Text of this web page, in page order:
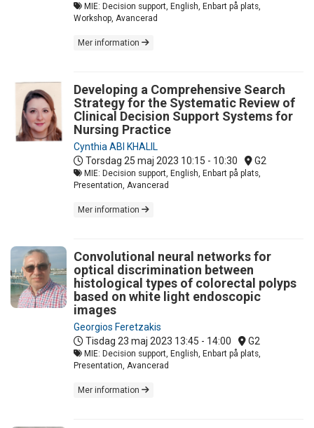
MIE: Decision support, English, Enbart på plats,
Workshop, Avancerad
Mer information
Developing a Comprehensive Search
Strategy for the Systematic Review of
Clinical Decision Support Systems for
Nursing Practice
Cynthia ABI KHALIL
Torsdag 25 maj 2023 10:15 - 10:30 G2
MIE: Decision support, English, Enbart på plats,
Presentation, Avancerad
Mer information
Convolutional neural networks for
optical discrimination between
histological types of colorectal polyps
based on white light endoscopic
images
Georgios Feretzakis
Tisdag 23 maj 2023 13:45 - 14:00 G2
MIE: Decision support, English, Enbart på plats,
Presentation, Avancerad
Mer information